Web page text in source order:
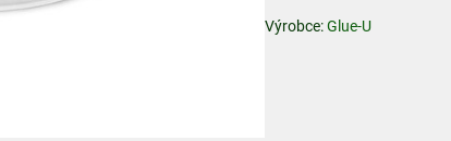
Výrobce:Glue-U